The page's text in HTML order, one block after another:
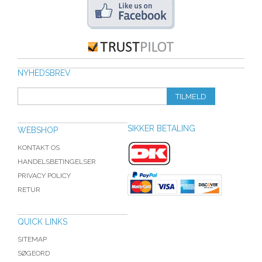
NYHEDSBREV
TILMELD
WEBSHOP
KONTAKT OS
HANDELSBETINGELSER
PRIVACY POLICY
RETUR
QUICK LINKS
SITEMAP
SØGEORD
SIKKER BETALING